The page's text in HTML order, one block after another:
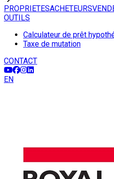
PROPRIETESACHETEURS
OUTILS
Calculateur de prêt
Taxe de mutation
CONTACT
EN